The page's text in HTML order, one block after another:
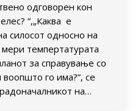
одговорен кон
“,„Каква е
силосот односно на
мери темпертатурата
за справување со
го има?”, се
на…